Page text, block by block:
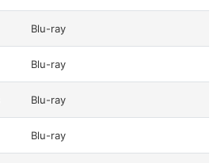
Blu-ray
Blu-ray
Blu-ray
Blu-ray